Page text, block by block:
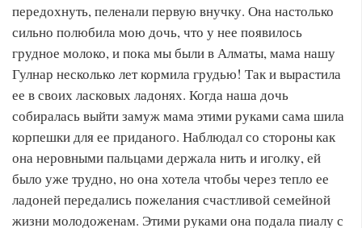
передохнуть, пеленали первую внучку. Она настолько
сильно полюбила мою дочь, что у нее появилось
грудное молоко, и пока мы были в Алматы, мама нашу
Гулнар несколько лет кормила грудью! Так и вырастила
ее в своих ласковых ладонях. Когда наша дочь
собиралась выйти замуж мама этими руками сама шила
корпешки для ее приданого. Наблюдал со стороны как
она неровными пальцами держала нить и иголку, ей
было уже трудно, но она хотела чтобы через тепло ее
ладоней передались пожелания счастливой семейной
жизни молодоженам. Этими руками она подала пиалу с